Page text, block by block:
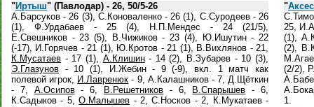
"Иртыш" (Павлодар) - 26, 50/5-26
А.Барсуков - 26 (3), С.Коноваленко - 26 (1), С.Суродеев - 26
(1), Ф.Урдабаев - 25 (4), Н.П.Мендес - 24 (21/5),
Е.Свешников - 23 (5), В.Чижиков - 23 (4), Ю.Ишутин - 22
(-17), И.Горячев - 21 (1), Ю.Кротов - 21 (1), В.Вихлянов - 21,
К.Мусатаев - 17 (1), А.Клишин- 14 (2), В.Зубарев - 10 (3),
Э.Глазунов - 10 (1), И.Жебин - 9 (-9), вкл. 1 матч как
полевой игрок, И.Лавренюк - 9, А.Калашников - 7, Д.Щёткин
- 7, А.Осипов- 6, В.Решетников - 6, В.Спарышев - 6,
К.Садыков - 5,О.Малышев - 2, С.Носков - 2, К.Мукатаев -
"
25,
(1),
(2),
(2/2),
1.